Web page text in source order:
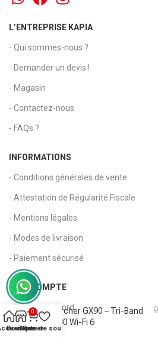
L’ENTREPRISE KAPIA
- Qui sommes-nous ?
- Demander un devis !
- Magasin
- Contactez-nous
- FAQs ?
INFORMATIONS
- Conditions générales de vente
- Attestation de Régularité Fiscale
- Mentions légales
- Modes de livraison
- Paiement sécurisé
MON COMPTE
- Tableau de bord
- Mon compte
Link Archer GX90 – Tri-Band
AX6600 Wi-Fi 6
(ARCHERGX90)
Boutique
0
Panier
Liste de souhaits